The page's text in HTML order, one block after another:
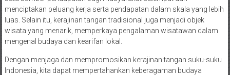
menciptakan peluang kerja serta pendapatan dalam skala yang lebih
luas. Selain itu, kerajinan tangan tradisional juga menjadi objek
wisata yang menarik, memperkaya pengalaman wisatawan dalam
mengenal budaya dan kearifan lokal.
Dengan menjaga dan mempromosikan kerajinan tangan suku-suku
Indonesia, kita dapat mempertahankan keberagaman budaya